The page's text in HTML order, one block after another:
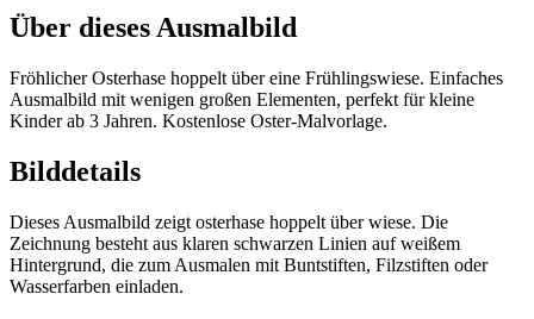
Über dieses Ausmalbild
Fröhlicher Osterhase hoppelt über eine Frühlingswiese. Einfaches
Ausmalbild mit wenigen großen Elementen, perfekt für kleine
Kinder ab 3 Jahren. Kostenlose Oster-Malvorlage.
Bilddetails
Dieses Ausmalbild zeigt osterhase hoppelt über wiese. Die
Zeichnung besteht aus klaren schwarzen Linien auf weißem
Hintergrund, die zum Ausmalen mit Buntstiften, Filzstiften oder
Wasserfarben einladen.